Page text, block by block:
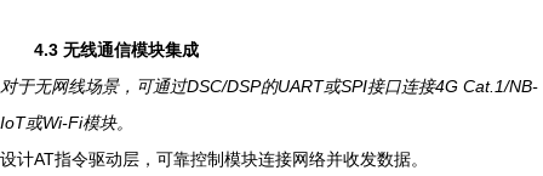
4.3 无线通信模块集成
对于无网线场景，可通过DSC/DSP的UART或SPI接口连接4G Cat.1/NB-
IoT或Wi-Fi模块。
设计AT指令驱动层，可靠控制模块连接网络并收发数据。